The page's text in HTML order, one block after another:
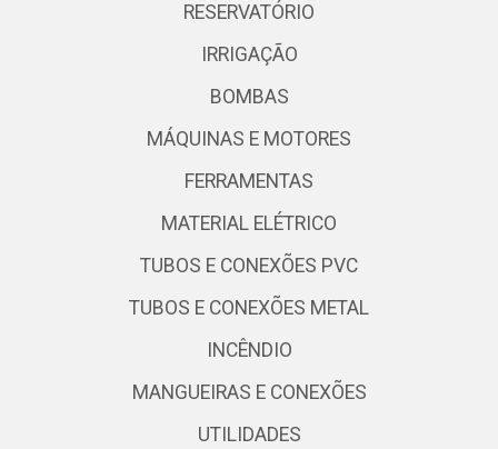
RESERVATÓRIO
IRRIGAÇÃO
BOMBAS
MÁQUINAS E MOTORES
FERRAMENTAS
MATERIAL ELÉTRICO
TUBOS E CONEXÕES PVC
TUBOS E CONEXÕES METAL
INCÊNDIO
MANGUEIRAS E CONEXÕES
UTILIDADES